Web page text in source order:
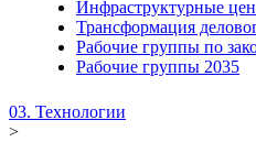
Инфраструктурные
Трансформация
Рабочие группы по
Рабочие группы 2035
03. Технологии
>